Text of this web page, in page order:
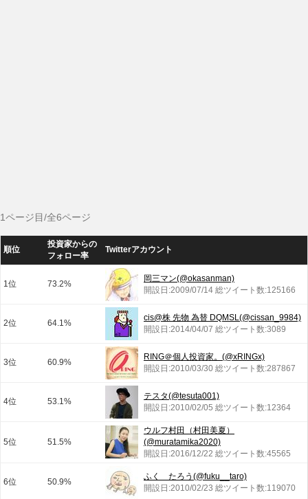
1ページ目/全6ページ
順位
投資家からの
フォロー率
Twitterアカウント
1位 73.2%
岡三マン(@okasanman)
開設日:2009/07/14 総ツイート数:125166
2位 64.1%
cis@株 先物 為替 DQMSL(@cissan_9984)
開設日:2014/04/07 総ツイート数:3089
3位 60.9%
RING＠個人投資家。(@xRINGx)
開設日:2010/03/30 総ツイート数:287867
4位 53.1%
テスタ(@tesuta001)
開設日:2010/02/05 総ツイート数:12364
5位 51.5%
ウルフ村田（村田美夏）
(@muratamika2020)
開設日:2016/12/22 総ツイート数:45565
6位 50.9%
ふく たろう(@fuku__taro)
開設日:2010/02/23 総ツイート数:119070